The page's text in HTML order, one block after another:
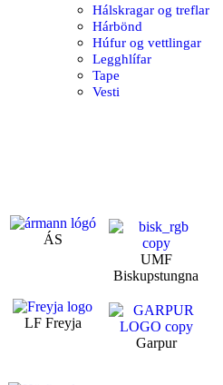
Hálskragar og treflar
Hárbönd
Húfur og vettlingar
Legghlífar
Tape
Vesti
ÁS
UMF
Biskupstungna
LF Freyja
Garpur